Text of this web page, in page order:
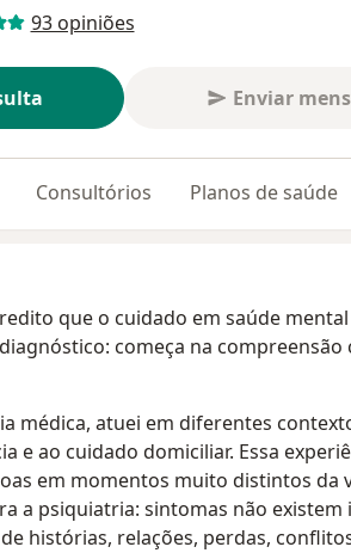
93 opiniões
Enviar
Consultórios Planos de saúde
que o cuidado em saúde
começa na compreensão
médica, atuei em diferentes
e ao cuidado domiciliar. Essa
em momentos muito distintos da
a psiquiatria: sintomas não existem
histórias, relações, perdas,